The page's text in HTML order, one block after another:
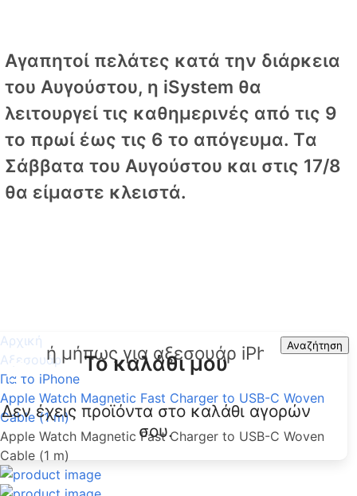
Αγαπητοί πελάτες κατά την διάρκεια
του Αυγούστου, η iSystem θα
λειτουργεί τις καθημερινές από τις 9
το πρωί έως τις 6 το απόγευμα. Tα
Σάββατα του Αυγούστου και στις 17/8
θα είμαστε κλειστά.
Αναζήτηση
Το καλάθι μου
Δεν έχεις προϊόντα στο καλάθι αγορών
σου.
Αρχική
Αξεσουάρ
Για το iPhone
Apple Watch Magnetic Fast Charger to USB-C Woven
Cable (1 m)
Apple Watch Magnetic Fast Charger to USB-C Woven
Cable (1 m)